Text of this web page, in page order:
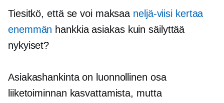
Tiesitkö, että se voi maksaa neljä-viisi kertaa
enemmän hankkia asiakas kuin säilyttää
nykyiset?
Asiakashankinta on luonnollinen osa
liiketoiminnan kasvattamista, mutta